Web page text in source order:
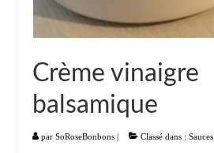
Crème vinaigre
balsamique
par SoRoseBonbons | Classé dans : Sauces